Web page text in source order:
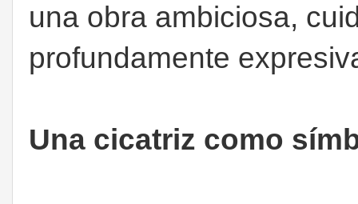
una obra ambiciosa,
profundamente
Una cicatriz como